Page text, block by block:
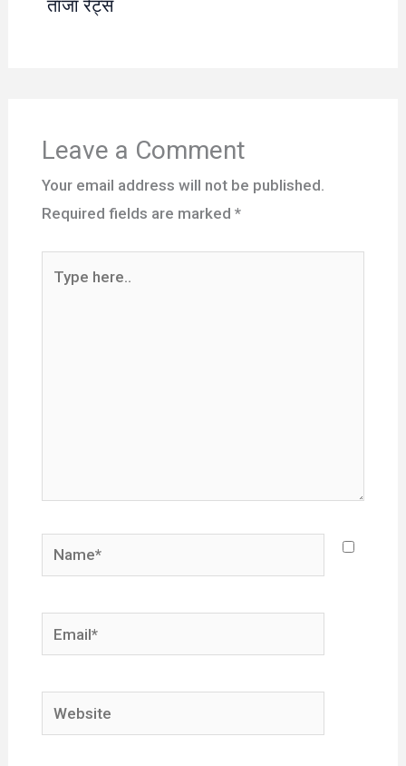
ताजा रेट्स
Leave a Comment
Your email address will not be published.
Required fields are marked *
Name*
Email*
Website